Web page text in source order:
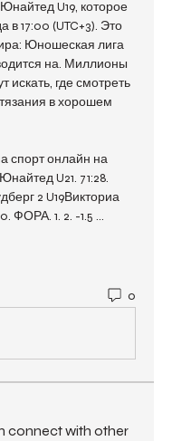
0
connect with other